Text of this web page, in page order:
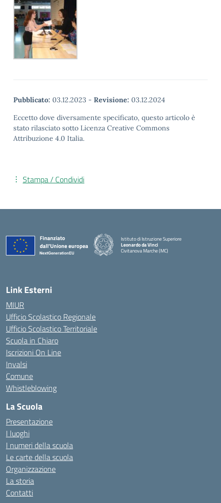
Pubblicato: 03.12.2023 - Revisione: 03.12.2024
Eccetto dove diversamente specificato, questo articolo è
stato rilasciato sotto Licenza Creative Commons
Attribuzione 4.0 Italia.
Stampa / Condividi
Istituto di Istruzione Superiore
Leonardo da Vinci
Civitanova Marche (MC)
Link Esterni
MIUR
Ufficio Scolastico Regionale
Ufficio Scolastico Territoriale
Scuola in Chiaro
Iscrizioni On Line
Invalsi
Comune
Whistleblowing
La Scuola
Presentazione
I luoghi
I numeri della scuola
Le carte della scuola
Organizzazione
La storia
Contatti